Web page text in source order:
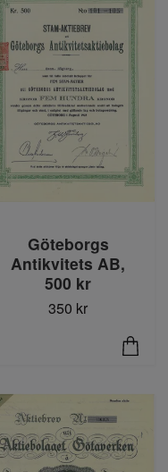
Göteborgs
Antikvitets AB,
500 kr
350 kr